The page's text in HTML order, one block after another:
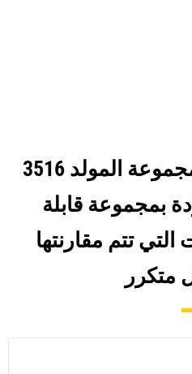
انظر كيف يقارن مجموعة المولد 3516
بمجموعة قابلة
التي تتم مقارنتها